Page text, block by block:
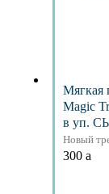
Мягкая
Magic
в уп.
Новый
300 a